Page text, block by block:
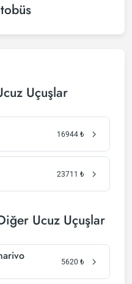
Uçuşlar
16944 ₺
23711 ₺
Ucuz Uçuşlar
5620 ₺